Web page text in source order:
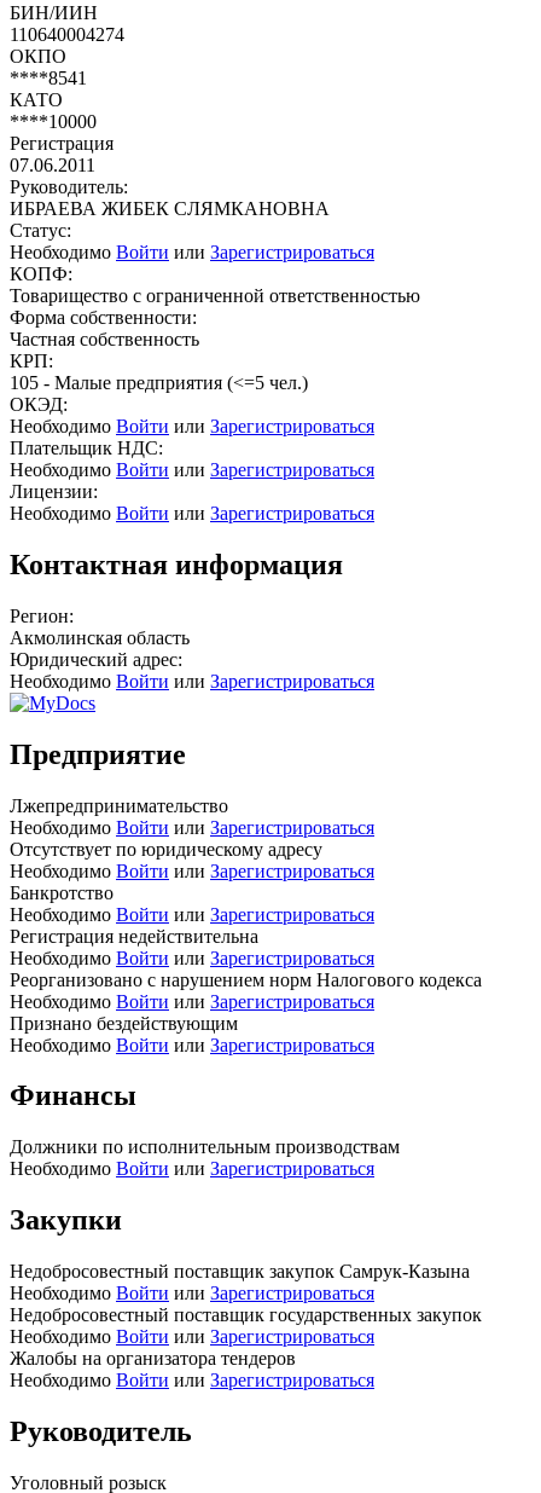
БИН/ИИН
110640004274
ОКПО
****8541
КАТО
****10000
Регистрация
07.06.2011
Руководитель:
ИБРАЕВА ЖИБЕК СЛЯМКАНОВНА
Статус:
Необходимо Войти или Зарегистрироваться
КОПФ:
Товарищество с ограниченной ответственностью
Форма собственности:
Частная собственность
КРП:
105 - Малые предприятия (<=5 чел.)
ОКЭД:
Необходимо Войти или Зарегистрироваться
Плательщик НДС:
Необходимо Войти или Зарегистрироваться
Лицензии:
Необходимо Войти или Зарегистрироваться
Контактная информация
Регион:
Акмолинская область
Юридический адрес:
Необходимо Войти или Зарегистрироваться
Предприятие
Лжепредпринимательство
Необходимо Войти или Зарегистрироваться
Отсутствует по юридическому адресу
Необходимо Войти или Зарегистрироваться
Банкротство
Необходимо Войти или Зарегистрироваться
Регистрация недействительна
Необходимо Войти или Зарегистрироваться
Реорганизовано с нарушением норм Налогового кодекса
Необходимо Войти или Зарегистрироваться
Признано бездействующим
Необходимо Войти или Зарегистрироваться
Финансы
Должники по исполнительным производствам
Необходимо Войти или Зарегистрироваться
Закупки
Недобросовестный поставщик закупок Самрук-Казына
Необходимо Войти или Зарегистрироваться
Недобросовестный поставщик государственных закупок
Необходимо Войти или Зарегистрироваться
Жалобы на организатора тендеров
Необходимо Войти или Зарегистрироваться
Руководитель
Уголовный розыск